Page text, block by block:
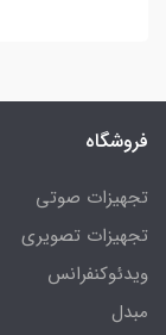
فروشگاه
تجهیزات صوتی
تجهیزات تصویری
ویدئوکنفرانس
مبدل